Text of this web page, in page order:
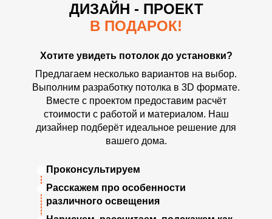
ДИЗАЙН - ПРОЕКТ
В ПОДАРОК!
Хотите увидеть потолок до установки?
Предлагаем несколько вариантов на выбор.
Выполним разработку потолка в 3D формате.
Вместе с проектом предоставим расчёт
стоимости с работой и материалом. Наш
дизайнер подберёт идеальное решение для
вашего дома.
Проконсультируем
Расскажем про особенности
различного освещения